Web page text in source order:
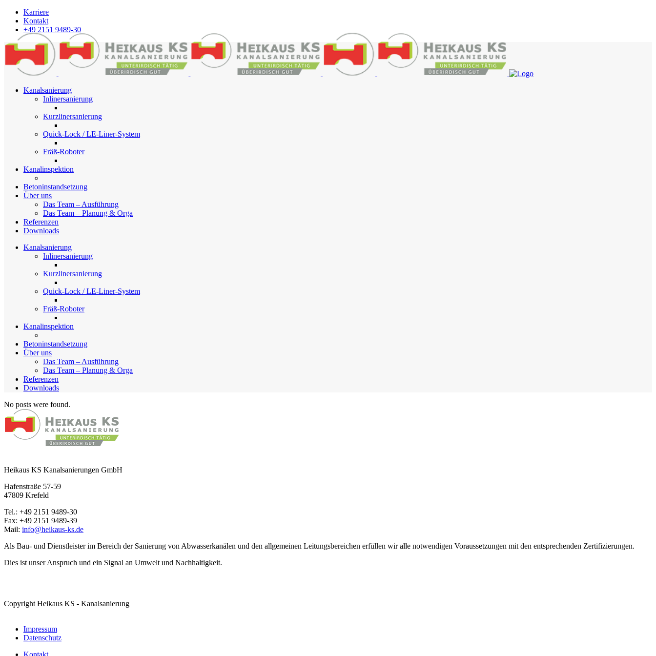
Karriere
Kontakt
+49 2151 9489-30
Kanalsanierung
Inlinersanierung
Kurzlinersanierung
Quick-Lock / LE-Liner-System
Fräß-Roboter
Kanalinspektion
Betoninstandsetzung
Über uns
Das Team – Ausführung
Das Team – Planung & Orga
Referenzen
Downloads
Kanalsanierung
Inlinersanierung
Kurzlinersanierung
Quick-Lock / LE-Liner-System
Fräß-Roboter
Kanalinspektion
Betoninstandsetzung
Über uns
Das Team – Ausführung
Das Team – Planung & Orga
Referenzen
Downloads
No posts were found.
Heikaus KS Kanalsanierungen GmbH
Hafenstraße 57-59
47809 Krefeld
Tel.: +49 2151 9489-30
Fax: +49 2151 9489-39
Mail: info@heikaus-ks.de
Als Bau- und Dienstleister im Bereich der Sanierung von Abwasserkanälen und den allgemeinen Leitungsbereichen erfüllen wir alle notwendigen Voraussetzungen mit den entsprechenden Zertifizierungen.
Dies ist unser Anspruch und ein Signal an Umwelt und Nachhaltigkeit.
Copyright Heikaus KS - Kanalsanierung
Impressum
Datenschutz
Kontakt